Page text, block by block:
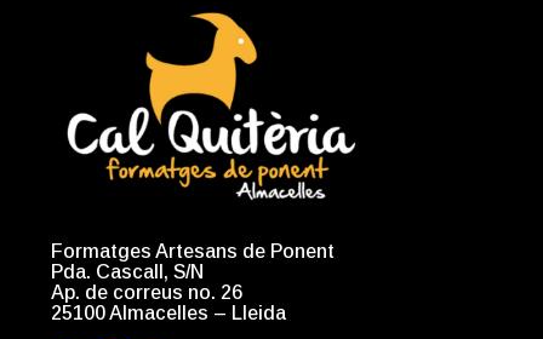
Formatges Artesans de Ponent
Pda. Cascall, S/N
Ap. de correus no. 26
25100 Almacelles – Lleida